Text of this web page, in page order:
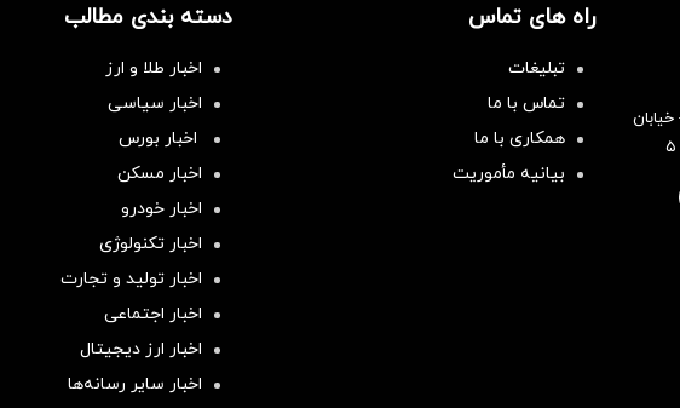
راه های تماس
تبلیغات
تماس با ما
همکاری با ما
بیانیه مأموریت
دسته بندی مطالب
اخبار طلا و ارز
اخبار سیاسی
اخبار بورس
اخبار مسکن
اخبار خودرو
اخبار تکنولوژی
اخبار تولید و تجارت
اخبار اجتماعی
اخبار ارز دیجیتال
اخبار سایر رسانه‌‌ها